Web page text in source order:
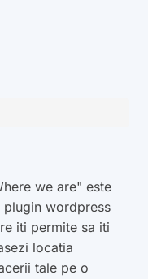
we are" este
plugin wordpress
iti permite sa iti
locatia
tale pe o